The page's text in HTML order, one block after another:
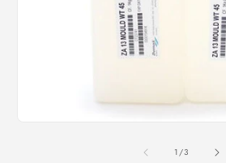
1/von
3